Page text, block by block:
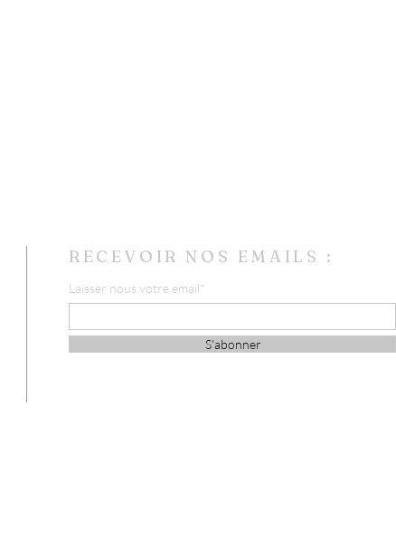
RECEVOIR NOS EMAILS :
Laisser nous votre email*
S'abonner